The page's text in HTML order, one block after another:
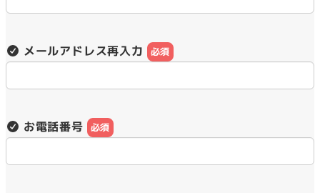
メールアドレス再入力 必須
お電話番号 必須